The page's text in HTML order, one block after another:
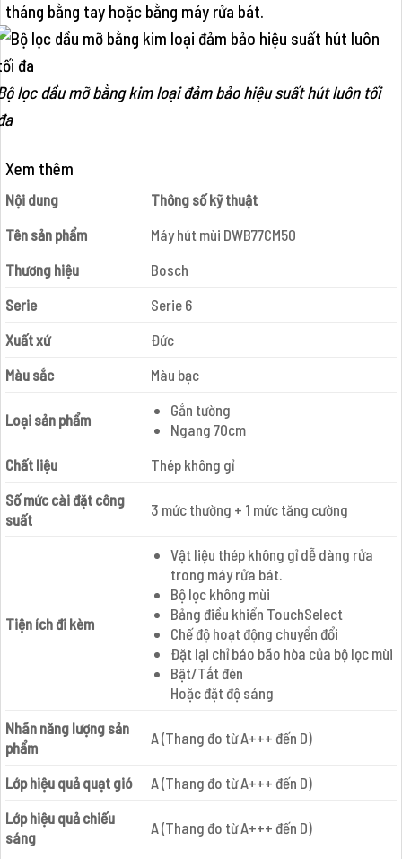
tháng bằng tay hoặc bằng máy rửa bát.
lọc dầu mỡ bằng kim loại đảm bảo hiệu suất hút luôn tối
Xem thêm
Nội dung
Thông số kỹ thuật
Tên sản phẩm
Máy hút mùi DWB77CM50
Thương hiệu
Bosch
Serie
Serie 6
Xuất xứ
Đức
Màu sắc
Màu bạc
Loại sản phẩm
Gắn tường
Ngang 70cm
Chất liệu
Thép không gỉ
Số mức cài đặt công
suất
3 mức thường + 1 mức tăng cường
Tiện ích đi kèm
Vật liệu thép không gỉ dễ dàng rửa
trong máy rửa bát.
Bộ lọc không mùi
Bảng điều khiển TouchSelect
Chế độ hoạt động chuyển đổi
Đặt lại chỉ báo bão hòa của bộ lọc mùi
Bật/Tắt đèn
Hoặc đặt độ sáng
Nhãn năng lượng sản
phẩm
A (Thang đo từ A+++ đến D)
Lớp hiệu quả quạt gió
A (Thang đo từ A+++ đến D)
Lớp hiệu quả chiếu
sáng
A (Thang đo từ A+++ đến D)